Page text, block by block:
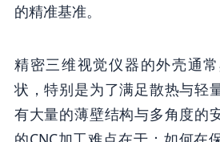
的精准基准。
精密三维视觉仪器的外壳通
状，特别是为了满足散热与轻
有大量的薄壁结构与多角度的